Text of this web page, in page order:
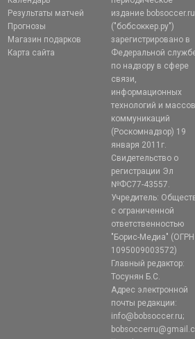
Результаты матчей
Прогнозы
Магазин подарков
Карта сайта
издание bobsoccer.ru
("бобсоккер.ру")
зарегистрировано в
Федеральной
по надзору в сфере
связи,
информационных
технологий и
коммуникаций
(Роскомнадзор) 19
января 2011г.
Свидетельство о
регистрации Эл
№ФС77-43557.
Учредитель:
с ограниченной
ответственностью
"Борис-Медиа" (ОГРН
1095009003572)
Главный редактор:
Тосунян Б.С.
Адрес электронной
почты редакции:
info@bobsoccer.ru;